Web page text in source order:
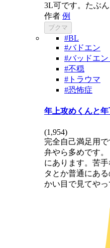
3L可です。たぶ
作者 例
ブクマ
#BL
#バドエン
#バッドエン
#不穏
#トラウマ
#恐怖症
年上攻めくんと
(1,954)
完全自己満足用
弁やら多めです
にあります。苦
タとか普通にあ
かい目で見てや